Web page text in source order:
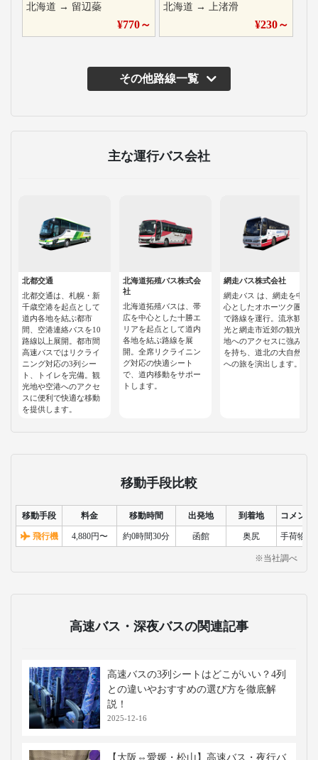
北海道 → 留辺蘂
¥770～
北海道 →上渚滑
¥230～
その他路線一覧
主な運行バス会社
北都交通
北都交通は、札幌・新
千歳空港を起点として
道内各地を結ぶ都市
間、空港連絡バスを10
路線以上展開。都市間
高速バスではリクライ
ニング対応の3列シー
ト、トイレを完備。観
光地や空港へのアクセ
スに便利で快適な移動
を提供します。
北海道拓殖バス株式会
社
北海道拓殖バスは、帯
広を中心とした十勝エ
リアを起点として道内
各地を結ぶ路線を展
開。全席リクライニン
グ対応の快適シート
で、道内移動をサポー
トします。
網走バス株式会社
網走バス は、網走を中
心としたオホーツク圏
で路線を運行。流氷観
光と網走市近郊の観光
地へのアクセスに強み
を持ち、道北の大自然
への旅を演出します。
移動手段比較
移動手段 料金 移動時間 出発地 到着地 コメント
飛行機 4,880円〜 約0時間30分 函館 奥尻 手荷物検
※当社調べ
高速バス・深夜バスの関連記事
高速バスの3列シートはどこがいい？4列
との違いやおすすめの選び方を徹底解
説！
2025-12-16
【大阪⇔愛媛・松山】高速バス・夜行バ